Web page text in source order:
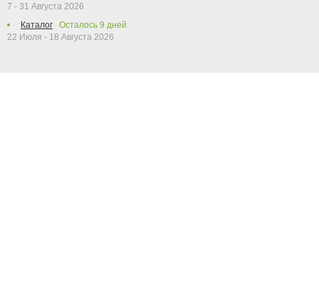
7 - 31 Августа 2026
Каталог
Осталось 9 дней
22 Июля - 18 Августа 2026